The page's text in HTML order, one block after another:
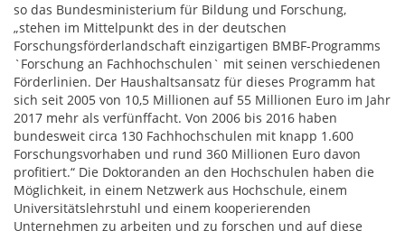
so das Bundesministerium für Bildung und Forschung,
„stehen im Mittelpunkt des in der deutschen
Forschungsförderlandschaft einzigartigen BMBF-Programms
`Forschung an Fachhochschulen` mit seinen verschiedenen
Förderlinien. Der Haushaltsansatz für dieses Programm hat
sich seit 2005 von 10,5 Millionen auf 55 Millionen Euro im Jahr
2017 mehr als verfünffacht. Von 2006 bis 2016 haben
bundesweit circa 130 Fachhochschulen mit knapp 1.600
Forschungsvorhaben und rund 360 Millionen Euro davon
profitiert.“ Die Doktoranden an den Hochschulen haben die
Möglichkeit, in einem Netzwerk aus Hochschule, einem
Universitätslehrstuhl und einem kooperierenden
Unternehmen zu arbeiten und zu forschen und auf diese